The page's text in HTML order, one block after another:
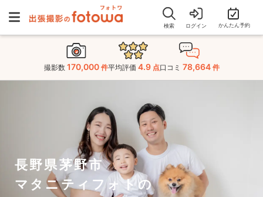
検索 ログイン かんたん予約
撮影数 170,000 件平均評価 4.9 点口コミ 78,664 件
長野県茅野市
マタニティフォトの